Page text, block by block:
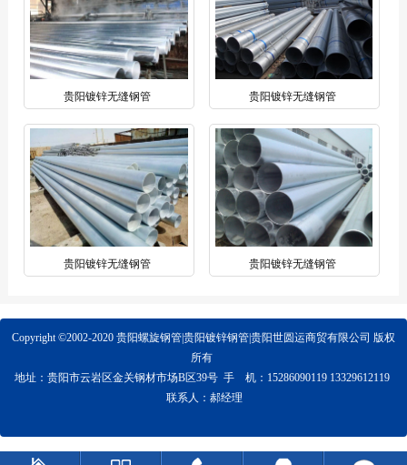
贵阳镀锌无缝钢管 贵阳镀锌无缝钢管
贵阳镀锌无缝钢管 贵阳镀锌无缝钢管
Copyright ©2002-2020 贵阳螺旋钢管|贵阳镀锌钢管|贵阳世圆运商贸有限公司 版权
所有
地址：贵阳市云岩区金关钢材市场B区39号 手 机：15286090119 13329612119
联系人：郝经理